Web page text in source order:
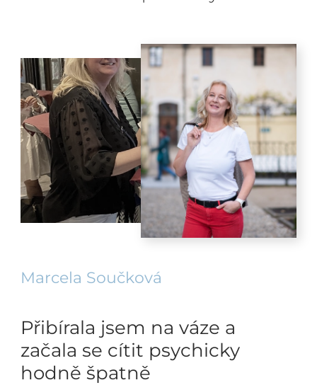
Marcela Součková
Přibírala jsem na váze a
začala se cítit psychicky
hodně špatně